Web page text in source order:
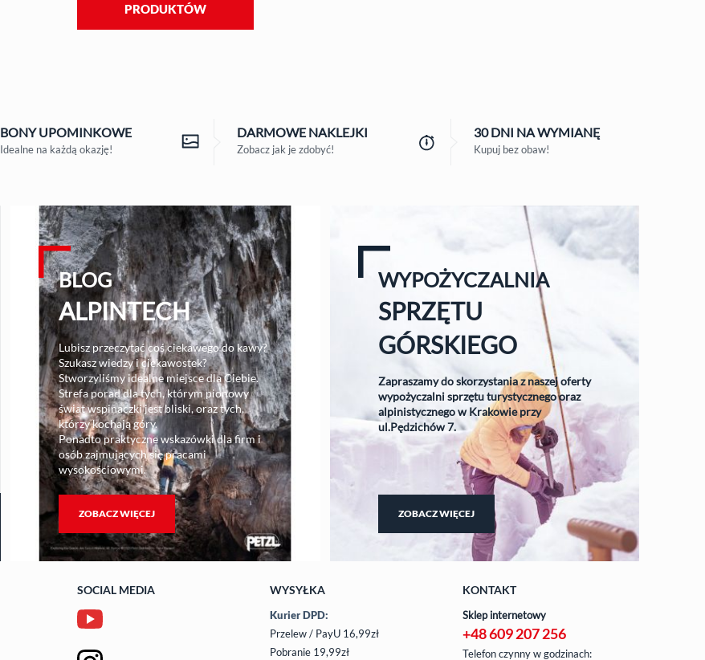
PRODUKTÓW
BONYUPOMINKOWE
Idealne na każdą okazję!
DARMOWENAKLEJKI
Zobacz jak je zdobyć!
30 DNI NA WYMIANĘ
Kupuj bez obaw!
BLOG
ALPINTECH
Lubisz przeczytać coś ciekawego do kawy?
Szukasz wiedzy i ciekawostek?
Stworzyliśmy idealne miejsce dla Ciebie.
Strefa porad dla tych, którym pionowy
świat wspinaczki jest bliski, oraz tych,
którzy kochają góry.
Ponadto praktyczne wskazówki dla firm i
osób zajmujących się pracami
wysokościowymi.
ZOBACZ WIĘCEJ
WYPOŻYCZALNIA
SPRZĘTU
GÓRSKIEGO
Zapraszamy do skorzystania z naszej oferty
wypożyczalni sprzętu turystycznego oraz
alpinistycznego w Krakowie przy
ul.Pędzichów 7.
ZOBACZ WIĘCEJ
SOCIAL MEDIA WYSYŁKA
Kurier DPD:
Przelew / PayU 16,99zł
Pobranie 19,99zł
KONTAKT
Sklep internetowy
+48 609 207 256
Telefon czynny w godzinach: